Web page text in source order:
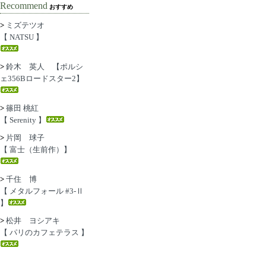
Recommend おすすめ
> ミズテツオ
【 NATSU 】
> 鈴木 英人 【ポルシ
ェ356Bロードスター2】
> 篠田 桃紅
【 Serenity 】
> 片岡 球子
【 富士（生前作）】
> 千住 博
【 メタルフォール #3-Ⅱ
】
> 松井 ヨシアキ
【 パリのカフェテラス 】